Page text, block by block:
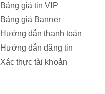
Bảng giá tin VIP
Bảng giá Banner
Hướng dẫn thanh toán
Hướng dẫn đăng tin
Xác thực tài khoản